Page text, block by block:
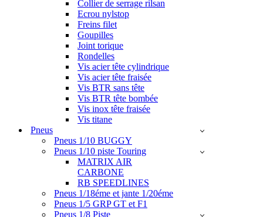
Collier de serrage rilsan
Ecrou nylstop
Freins filet
Goupilles
Joint torique
Rondelles
Vis acier tête cylindrique
Vis acier tête fraisée
Vis BTR sans tête
Vis BTR tête bombée
Vis inox tête fraisée
Vis titane
Pneus
Pneus 1/10 BUGGY
Pneus 1/10 piste Touring
MATRIX AIR
CARBONE
RB SPEEDLINES
Pneus 1/18éme et jante 1/20éme
Pneus 1/5 GRP GT et F1
Pneus 1/8 Piste